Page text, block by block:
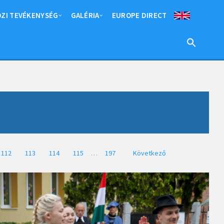
TEVÉKENYSÉG GALÉRIA EUROPE DIRECT
112 113 114 115 … 197 Következő